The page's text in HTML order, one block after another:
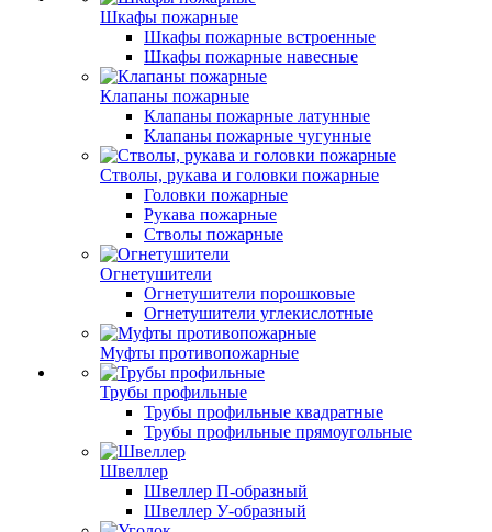
Шкафы пожарные
Шкафы пожарные встроенные
Шкафы пожарные навесные
Клапаны пожарные
Клапаны пожарные латунные
Клапаны пожарные чугунные
Стволы, рукава и головки пожарные
Головки пожарные
Рукава пожарные
Стволы пожарные
Огнетушители
Огнетушители порошковые
Огнетушители углекислотные
Муфты противопожарные
Трубы профильные
Трубы профильные квадратные
Трубы профильные прямоугольные
Швеллер
Швеллер П-образный
Швеллер У-образный